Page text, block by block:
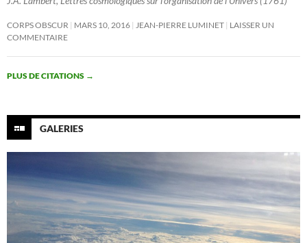
CORPS OBSCUR MARS 10, 2016 JEAN-PIERRE LUMINET LAISSER UN
COMMENTAIRE
PLUS DE CITATIONS →
GALERIES